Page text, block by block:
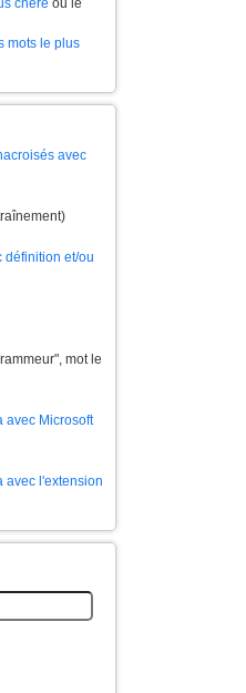
chère ou le
mots le plus
avec
définition et/ou
mot le
avec Microsoft
avec l'extension